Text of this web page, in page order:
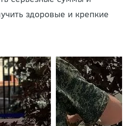
здоровые и крепкие